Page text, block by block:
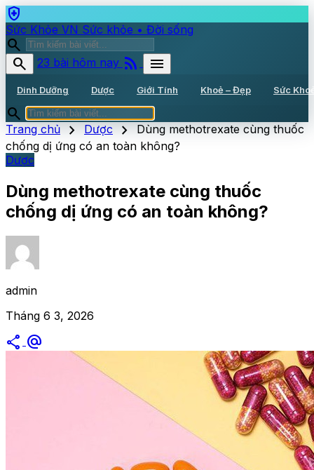
health_and_safety
Sức Khỏe VN Sức khỏe • Đời sống
search
search
23 bài hôm nay rss_feed menu
Dinh Dưỡng Dược Giới Tính Khoẻ – Đẹp Sức
search
Trang chủ chevron_right Dược chevron_right Dùng methotrexate cùng thuốc
chống dị ứng có an toàn không?
Dược
Dùng methotrexate cùng thuốc
chống dị ứng có an toàn không?
admin
Tháng 6 3, 2026
share alternate_email